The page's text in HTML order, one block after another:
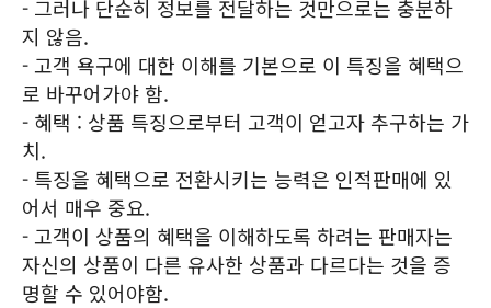
- 그러나 단순히 정보를 전달하는 것만으로는 충분하
지 않음.
- 고객 욕구에 대한 이해를 기본으로 이 특징을 혜택으
로 바꾸어가야 함.
- 혜택 : 상품 특징으로부터 고객이 얻고자 추구하는 가
치.
- 특징을 혜택으로 전환시키는 능력은 인적판매에 있
어서 매우 중요.
- 고객이 상품의 혜택을 이해하도록 하려는 판매자는
자신의 상품이 다른 유사한 상품과 다르다는 것을 증
명할 수 있어야함.